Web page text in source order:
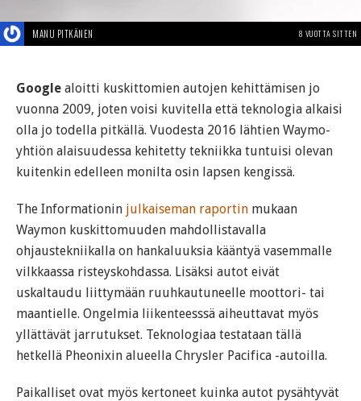
MANU PITKÄNEN 8 VUOTTA SITTEN
Google aloitti kuskittomien autojen kehittämisen jo
vuonna 2009, joten voisi kuvitella että teknologia alkaisi
olla jo todella pitkällä. Vuodesta 2016 lähtien Waymo-
yhtiön alaisuudessa kehitetty tekniikka tuntuisi olevan
kuitenkin edelleen monilta osin lapsen kengissä.
The Informationin julkaiseman raportin mukaan
Waymon kuskittomuuden mahdollistavalla
ohjaustekniikalla on hankaluuksia kääntyä vasemmalle
vilkkaassa risteyskohdassa. Lisäksi autot eivät
uskaltaudu liittymään ruuhkautuneelle moottori- tai
maantielle. Ongelmia liikenteesssä aiheuttavat myös
yllättävät jarrutukset. Teknologiaa testataan tällä
hetkellä Pheonixin alueella Chrysler Pacifica -autoilla.
Paikalliset ovat myös kertoneet kuinka autot pysähtyvät